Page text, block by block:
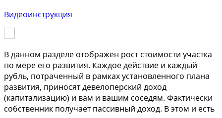
Видеоинструкция
В данном разделе отображен рост стоимости участка
по мере его развития. Каждое действие и каждый
рубль, потраченный в рамках установленного плана
развития, приносят девелоперский доход
(капитализацию) и вам и вашим соседям. Фактически
собственник получает пассивный доход. В этом и есть